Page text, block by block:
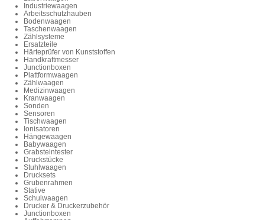
Industriewaagen
Arbeitsschutzhauben
Bodenwaagen
Taschenwaagen
Zählsysteme
Ersatzteile
Härteprüfer von Kunststoffen
Handkraftmesser
Junctionboxen
Plattformwaagen
Zählwaagen
Medizinwaagen
Kranwaagen
Sonden
Sensoren
Tischwaagen
Ionisatoren
Hängewaagen
Babywaagen
Grabsteintester
Druckstücke
Stuhlwaagen
Drucksets
Grubenrahmen
Stative
Schulwaagen
Drucker & Druckerzubehör
Junctionboxen